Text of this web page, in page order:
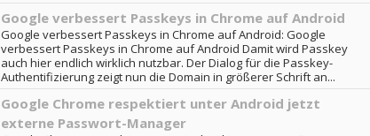
Google verbessert Passkeys in Chrome auf Android
Google verbessert Passkeys in Chrome auf Android: Google
verbessert Passkeys in Chrome auf Android Damit wird Passkey
auch hier endlich wirklich nutzbar. Der Dialog für die Passkey-
Authentifizierung zeigt nun die Domain in größerer Schrift an...
Google Chrome respektiert unter Android jetzt
externe Passwort-Manager